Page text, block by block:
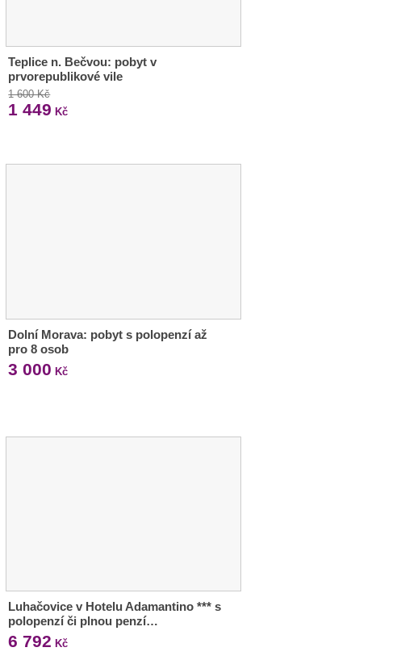
Teplice n. Bečvou: pobyt v
prvorepublikové vile
1 600 Kč
1 449 Kč
Dolní Morava: pobyt s polopenzí až
pro 8 osob
3 000 Kč
Luhačovice v Hotelu Adamantino *** s
polopenzí či plnou penzí…
6 792 Kč